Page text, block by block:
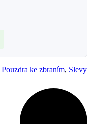
Pouzdra ke zbraním, Slevy